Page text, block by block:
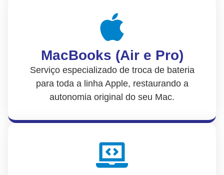
MacBooks (Air e Pro)
Serviço especializado de troca de bateria
para toda a linha Apple, restaurando a
autonomia original do seu Mac.